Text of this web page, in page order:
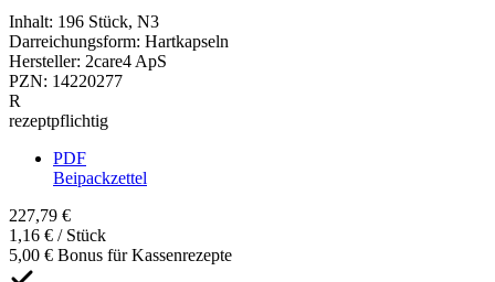
Inhalt: 196 Stück, N3
Darreichungsform: Hartkapseln
Hersteller: 2care4 ApS
PZN: 14220277
R
rezeptpflichtig
PDF
Beipackzettel
227,79 €
1,16 € / Stück
5,00 € Bonus für Kassenrezepte